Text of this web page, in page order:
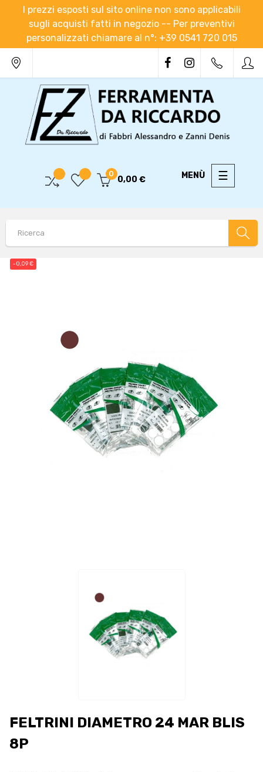
I prezzi esposti sul sito online non sono applicabili
sugli acquisti fatti in negozio -- Per preventivi
personalizzati chiamare al n°: +39 0541 720 015
Toggle
☰
0
0,00 €
-0,09 €
FELTRINI DIAMETRO 24 MAR BLIS
8P